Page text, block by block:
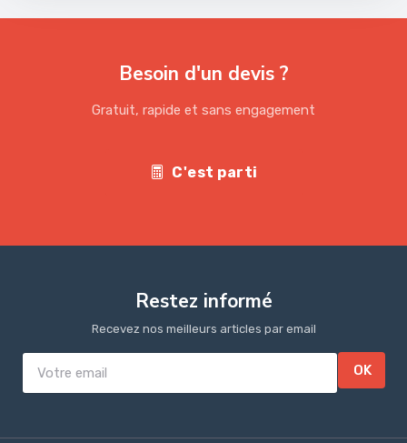
Besoin d'un devis ?
Gratuit, rapide et sans engagement
C'est parti
Restez informé
Recevez nos meilleurs articles par email
OK